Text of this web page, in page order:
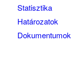
Statisztika
Határozatok
Dokumentumok